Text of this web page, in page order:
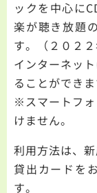
ックを中心に
楽が聴き放題
す。（２０２２
インターネッ
ることができま
※スマートフ
けません。
利用方法は、
貸出カードを
す。